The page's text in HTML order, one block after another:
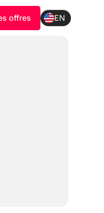
offres EN